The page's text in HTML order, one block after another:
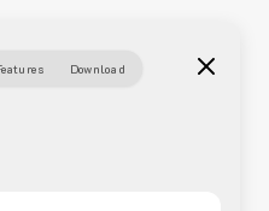
Download